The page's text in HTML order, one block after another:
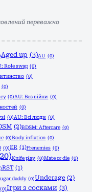
переважно
Aged up (3)AU (0)
Role swap (0)
(0)
(0)
(0)AU: Без війни (0)
(0)
(0)AU: Всі люди (0)
(2)BDSM: Aftercare (0)
(0)Body inflation (0)
(0)ER (1)Frenemies (0)
Knife play (0)Mate or die (0)
RST (1)
daddy (0)Underage (2)
(0)Ігри з сосками (3)